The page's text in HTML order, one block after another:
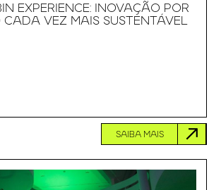
EXPERIENCE: INOVAÇÃO POR
CADA VEZ MAIS SUSTENTÁVEL
SAIBA MAIS